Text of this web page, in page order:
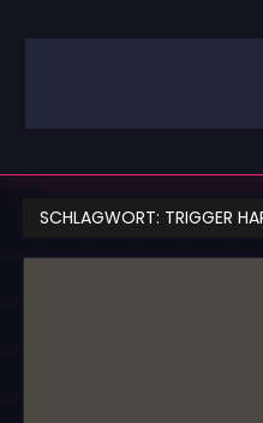
Inhalt
SCHLAGWORT: TRIGGER